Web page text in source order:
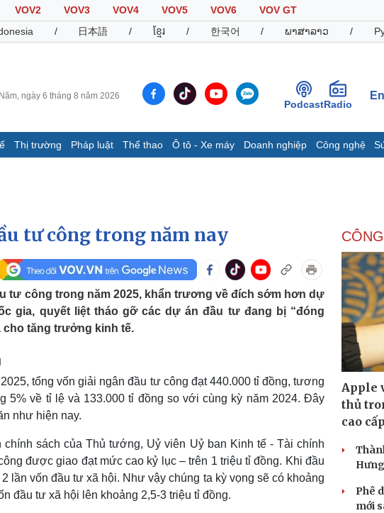
VOV2 VOV3 VOV4 VOV5 VOV6
VOV GT
/ 日本語 / ខ្មែរ / 한국어 / ພາສາລາວ /
ngày 6 tháng 8 năm 2026
PodcastRadio
Thị trường Pháp luật Thể thao Ô tô - Xe máy Doanh nghiệp Công nghệ
Infographic
Thể thao
Bóng đá
Lịch thi đấu bóng đá
Ô tô - Xe máy
Ô tô
Doanh nghiệp
Thông tin doanh
Doanh nghiệp 24h
Doanh nhân
Vì cộng đồng
Văn hóa
Sân khấu - Điện ảnh
Âm nhạc
Di sản
Giải trí
Sao Việt
Du lịch
check-in
tư công trong năm nay
tư công trong năm 2025, khẩn trương về đích sớm hơn dự
gia, quyết liệt tháo gỡ các dự án đầu tư đang bị “đóng
cho tăng trưởng kinh tế.
tổng vốn giải ngân đầu tư công đạt 440.000 tỉ đồng, tương
5% về tỉ lệ và 133.000 tỉ đồng so với cùng kỳ năm 2024. Đây
như hiện nay.
sách của Thủ tướng, Uỷ viên Uỷ ban Kinh tế - Tài chính
được giao đạt mức cao kỷ lục – trên 1 triệu tỉ đồng. Khi đầu
lần vốn đầu tư xã hội. Như vậy chúng ta kỳ vọng sẽ có khoảng
đầu tư xã hội lên khoảng 2,5-3 triệu tỉ đồng.
Apple
thủ
cao cấp
Phê
mới